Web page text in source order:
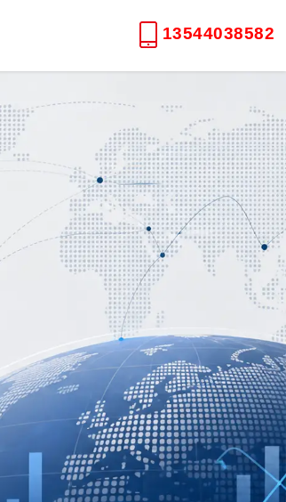
13544038582